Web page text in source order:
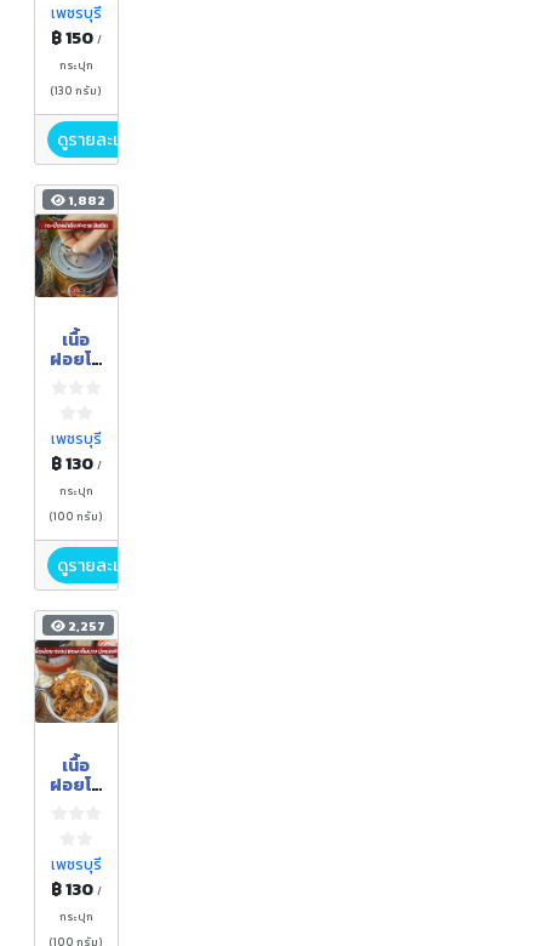
เพชรบุรี
฿ 150 /
กระปุก
(130 กรัม)
ดูรายละเอียด
1,882
เนื้อ
ฝอยโค
)
เพชรบุรี
฿ 130 /
กระปุก
(100 กรัม)
ดูรายละเอียด
2,257
เนื้อ
ฝอยโค
ร)
เพชรบุรี
฿ 130 /
กระปุก
(100 กรัม)